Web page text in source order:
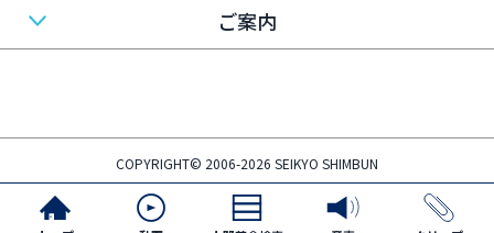
ご案内
COPYRIGHT© 2006-2026 SEIKYO SHIMBUN